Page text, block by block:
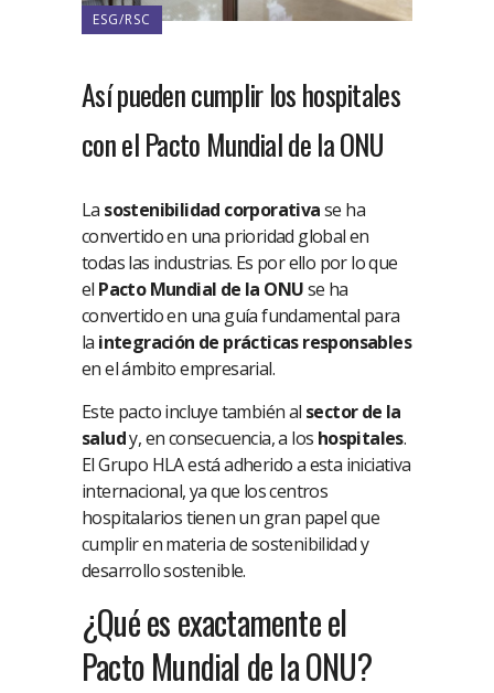
ESG/RSC
Así pueden cumplir los hospitales
con el Pacto Mundial de la ONU
La sostenibilidad corporativase ha
convertido en una prioridad global en
todas las industrias. Es por ello por lo que
el Pacto Mundial de la ONUse ha
convertido en una guía fundamental para
la integración de prácticas responsables
en el ámbito empresarial.
Este pacto incluye también al sector de la
saludy, en consecuencia, a los hospitales.
El Grupo HLA está adherido a esta iniciativa
internacional, ya que los centros
hospitalarios tienen un gran papel que
cumplir en materia de sostenibilidad y
desarrollo sostenible.
¿Qué es exactamente el
Pacto Mundial de la ONU?